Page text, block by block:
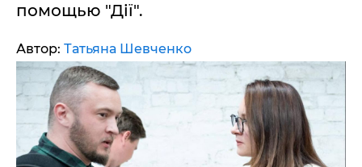
помощью "Дії".
Автор: Татьяна Шевченко